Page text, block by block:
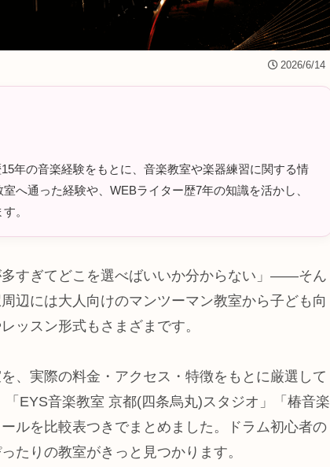
2026/6/14
年の音楽経験をもとに、音楽教室や楽器練習に関する情
へ通った経験や、WEBライター歴7年の知識を活かし、
。
多すぎてどこを選べばいいか分からない」——そん
辺には大人向けのマンツーマン教室から子ども向
ッスン形式もさまざまです。
、実際の料金・アクセス・特徴をもとに厳選して
EYS音楽教室 京都(四条烏丸)スタジオ」「椿音楽
ルを比較表つきでまとめました。ドラム初心者の
たりの教室がきっと見つかります。